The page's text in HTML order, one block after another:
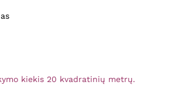
kiekis 20 kvadratinių metrų.